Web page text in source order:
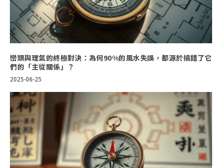
巒頭與理氣的終極對決：為何90%的風水失誤，都源於搞錯了它
們的「主從關係」？
2025-06-25